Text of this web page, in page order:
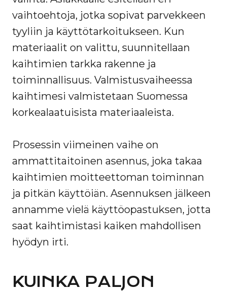
vaihtoehtoja, jotka sopivat parvekkeen
tyyliin ja käyttötarkoitukseen. Kun
materiaalit on valittu, suunnitellaan
kaihtimien tarkka rakenne ja
toiminnallisuus. Valmistusvaiheessa
kaihtimesi valmistetaan Suomessa
korkealaatuisista materiaaleista.
Prosessin viimeinen vaihe on
ammattitaitoinen asennus, joka takaa
kaihtimien moitteettoman toiminnan
ja pitkän käyttöiän. Asennuksen jälkeen
annamme vielä käyttöopastuksen, jotta
saat kaihtimistasi kaiken mahdollisen
hyödyn irti.
KUINKA PALJON